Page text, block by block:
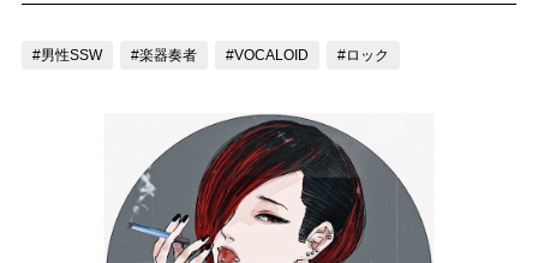
お問い合わせ
#男性SSW #楽器奏者 #VOCALOID #ロック